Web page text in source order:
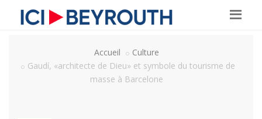
Accueil
Culture
Gaudí, «architecte de Dieu» et symbole du tourisme de
masse à Barcelone